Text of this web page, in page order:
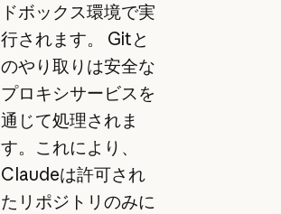
ドボックス環境で実
行されます。 Gitと
のやり取りは安全な
プロキシサービスを
通じて処理されま
す。これにより、
Claudeは許可され
たリポジトリのみに